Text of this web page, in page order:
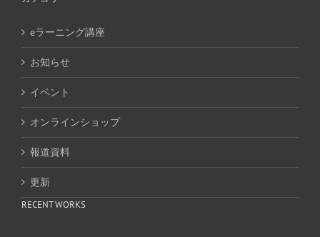
eラーニング講座
お知らせ
イベント
オンラインショップ
報道資料
更新
RECENT WORKS